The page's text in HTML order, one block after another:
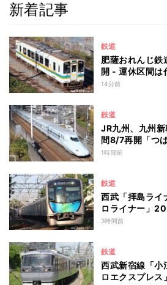
新着記事
鉄道
肥薩おれんじ鉄
開 - 運休区間は
14分前
鉄道
JR九州、九州
間8/7再開「つ
1時間前
鉄道
西武「拝島ライ
ロライナー」
3時間前
鉄道
西武新宿線「小
ロエクスプレス